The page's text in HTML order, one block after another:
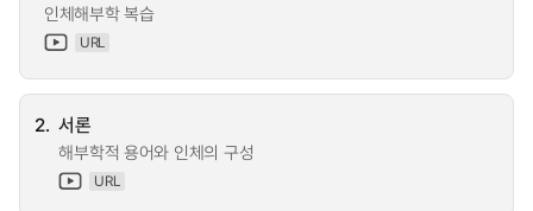
인체해부학 복습
URL
2. 서론
해부학적 용어와 인체의 구성
URL